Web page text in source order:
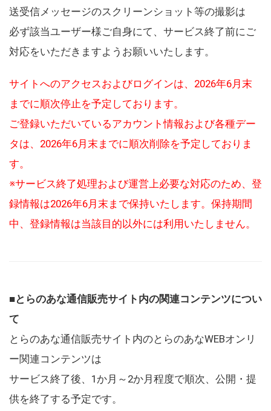
送受信メッセージのスクリーンショット等の撮影は
必ず該当ユーザー様ご自身にて、サービス終了前にご
対応をいただきますようお願いいたします。
サイトへのアクセスおよびログインは、2026年6月末
までに順次停止を予定しております。
ご登録いただいているアカウント情報および各種デー
タは、2026年6月末までに順次削除を予定しておりま
す。
※サービス終了処理および運営上必要な対応のため、登
録情報は2026年6月末まで保持いたします。保持期間
中、登録情報は当該目的以外には利用いたしません。
■とらのあな通信販売サイト内の関連コンテンツについ
て
とらのあな通信販売サイト内のとらのあなWEBオンリ
ー関連コンテンツは
サービス終了後、1か月～2か月程度で順次、公開・提
供を終了する予定です。